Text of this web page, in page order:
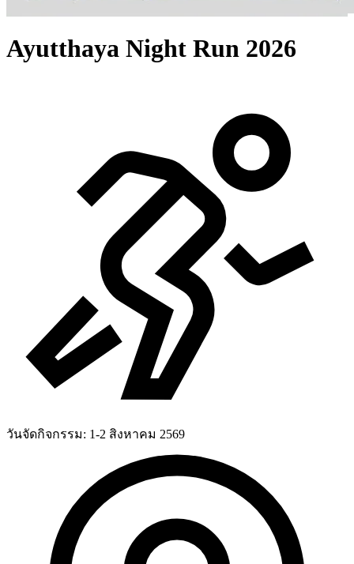
Ayutthaya Night Run 2026
วันจัดกิจกรรม: 1-2 สิงหาคม 2569